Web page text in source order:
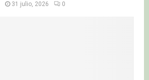
31 julio, 2026 0